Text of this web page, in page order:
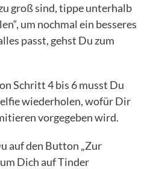
groß sind, tippe unterhalb
um nochmal ein besseres
passt, gehst Du zum
Schritt 4 bis 6 musst Du
wiederholen, wofür Dir
vorgegeben wird.
auf den Button „Zur
Dich auf Tinder